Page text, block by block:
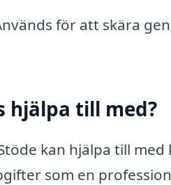
för att skära
hjälpa till med?
kan hjälpa till
som en